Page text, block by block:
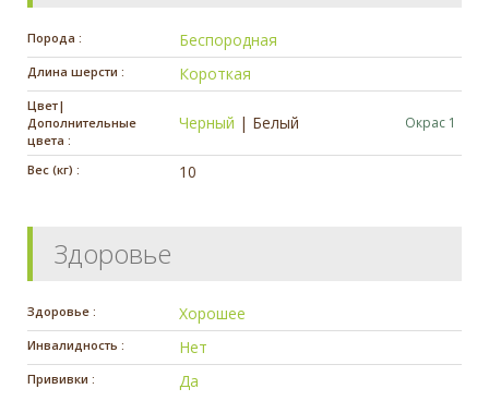
Порода : Беспородная
Длина шерсти : Короткая
Цвет|
Дополнительные
цвета :
Черный | Белый Окрас 1
Вес (кг) : 10
Здоровье
Здоровье : Хорошее
Инвалидность : Нет
Прививки : Да